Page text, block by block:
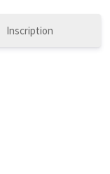
Inscription